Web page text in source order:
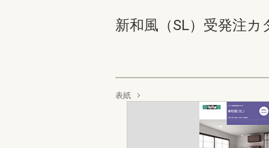
新和風（SL）受発注カ
表紙